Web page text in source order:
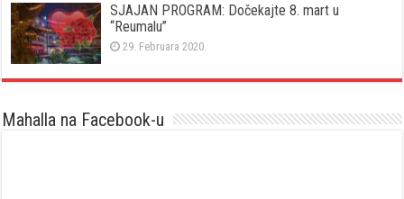
SJAJAN PROGRAM: Dočekajte 8. mart u
“Reumalu”
29. Februara 2020.
Mahalla na Facebook-u